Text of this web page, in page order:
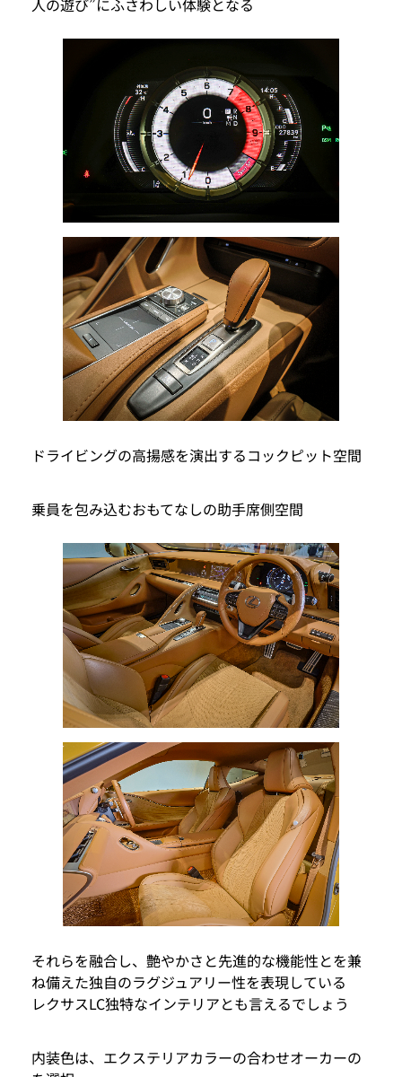
ドライビングの高揚感を演出するコックピット空間
乗員を包み込むおもてなしの助手席側空間
それらを融合し、艶やかさと先進的な機能性とを兼
ね備えた独自のラグジュアリー性を表現している
レクサスLC独特なインテリアとも言えるでしょう
内装色は、エクステリアカラーの合わせオーカーの